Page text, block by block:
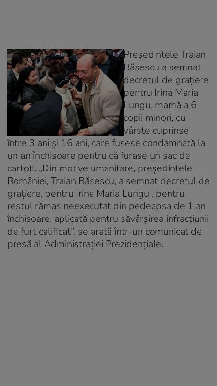
Preşedintele Traian
Băsescu a semnat
decretul de graţiere
pentru Irina Maria
Lungu, mamă a 6
copii minori, cu
vârste cuprinse
între 3 ani şi 16 ani, care fusese condamnată la
un an închisoare pentru că furase un sac de
cartofi. „Din motive umanitare, preşedintele
României, Traian Băsescu, a semnat decretul de
graţiere, pentru Irina Maria Lungu , pentru
restul rămas neexecutat din pedeapsa de 1 an
închisoare, aplicată pentru săvârşirea infracţiunii
de furt calificat”, se arată într-un comunicat de
presă al Administraţiei Prezidenţiale.